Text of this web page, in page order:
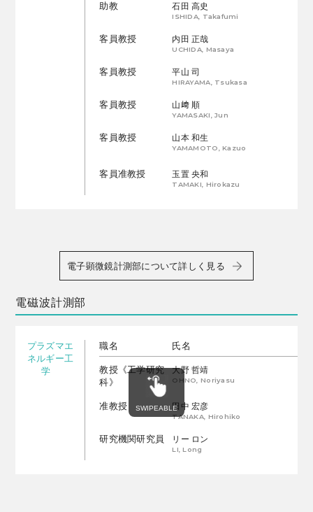
助教 石田 高史
ISHIDA, Takafumi
客員教授 内田 正哉
UCHIDA, Masaya
客員教授 平山 司
HIRAYAMA, Tsukasa
客員教授 山﨑 順
YAMASAKI, Jun
客員教授 山本 和生
YAMAMOTO, Kazuo
客員准教授 玉置 央和
TAMAKI, Hirokazu
電子顕微鏡計測部について詳しく見る
電磁波計測部
プラズマエ
ネルギー工
学
職名 氏名
教授《工学研究
科》
大野 哲靖
OHNO, Noriyasu
准教授 田中 宏彦
TANAKA, Hirohiko
研究機関研究員 リー ロン
LI, Long